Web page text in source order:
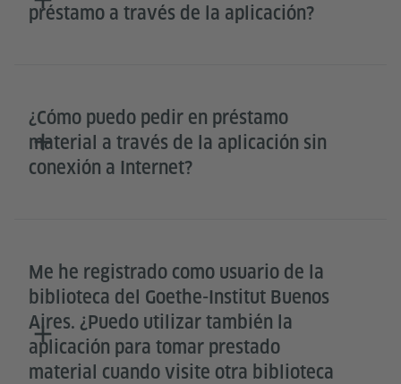
préstamo a través de la aplicación?
¿Cómo puedo pedir en préstamo
material a través de la aplicación sin
conexión a Internet?
Me he registrado como usuario de la
biblioteca del Goethe-Institut Buenos
Aires. ¿Puedo utilizar también la
aplicación para tomar prestado
material cuando visite otra biblioteca